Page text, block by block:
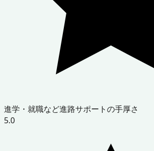
進学・就職など進路サポートの手厚さ
5.0